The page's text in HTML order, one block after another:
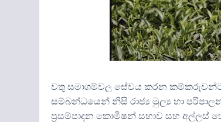
වතු සමාගම්වල සේවය කරන කම්කරුවන්ට
සම්බන්ධයෙන් නිසි රාජ්‍ය මුල්‍ය හා
ප්‍රසම්පාදන කොමිෂන් සභාව සහ